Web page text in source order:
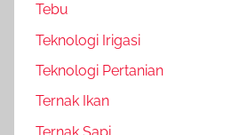
Tebu
Teknologi Irigasi
Teknologi Pertanian
Ternak Ikan